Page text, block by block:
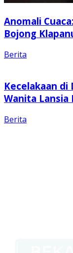
Anomali
Bojong
Berita
Kecelakaan di
Wanita Lansia
Berita